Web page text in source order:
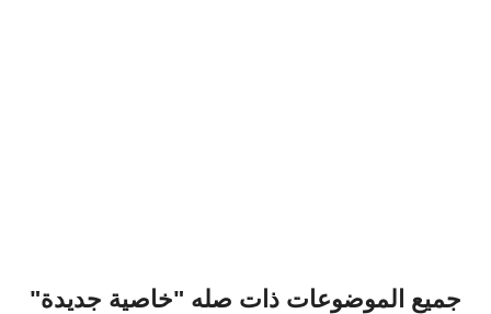
جميع الموضوعات ذات صله "خاصية جديدة"